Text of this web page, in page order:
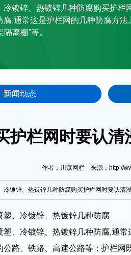
镀锌、热镀锌几种防腐购买护栏
,通常这是护栏网的几种防腐方法,
离栅”等。
新闻动态
护栏网时要认
作者：川森网栏 来源：http://
镀锌、热镀锌几种防腐购买护栏网时要认清
塑、冷镀锌、热镀锌几种防腐
塑、冷镀锌、热镀锌几种防腐,通
路、铁路、高速公路等；护栏